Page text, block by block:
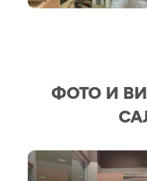
ФОТО И